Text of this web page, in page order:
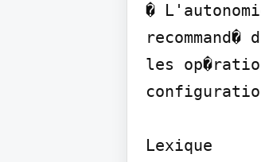
�
les
Lexique